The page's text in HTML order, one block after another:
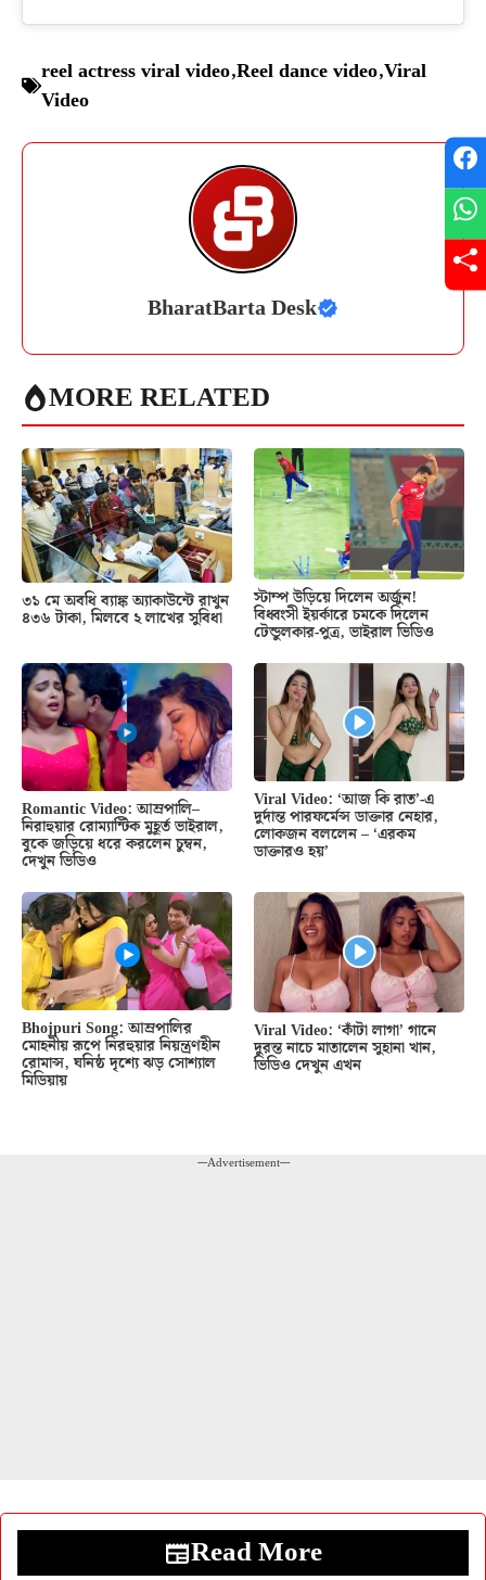
reel actress viral video,Reel dance video,Viral
Video
BharatBarta Desk
MORE RELATED
৩১ মে অবধি ব্যাঙ্ক অ্যাকাউন্টে রাখুন
৪৩৬ টাকা, মিলবে ২ লাখের সুবিধা
স্টাম্প উড়িয়ে দিলেন অর্জুন!
বিধ্বংসী ইয়র্কারে চমকে দিলেন
টেন্ডুলকার-পুত্র, ভাইরাল ভিডিও
Romantic Video: আম্রপালি–
নিরাহুয়ার রোম্যান্টিক মুহূর্ত ভাইরাল,
বুকে জড়িয়ে ধরে করলেন চুম্বন,
দেখুন ভিডিও
Viral Video: ‘আজ কি রাত’-এ
দুর্দান্ত পারফর্মেন্স ডাক্তার নেহার,
লোকজন বললেন – ‘এরকম
ডাক্তারও হয়’
Bhojpuri Song: আম্রপালির
মোহনীয় রূপে নিরহুয়ার নিয়ন্ত্রণহীন
রোমান্স, ঘনিষ্ঠ দৃশ্যে ঝড় সোশ্যাল
মিডিয়ায়
Viral Video: ‘কাঁটা লাগা’ গানে
দুরন্ত নাচে মাতালেন সুহানা খান,
ভিডিও দেখুন এখন
---Advertisement---
Read More